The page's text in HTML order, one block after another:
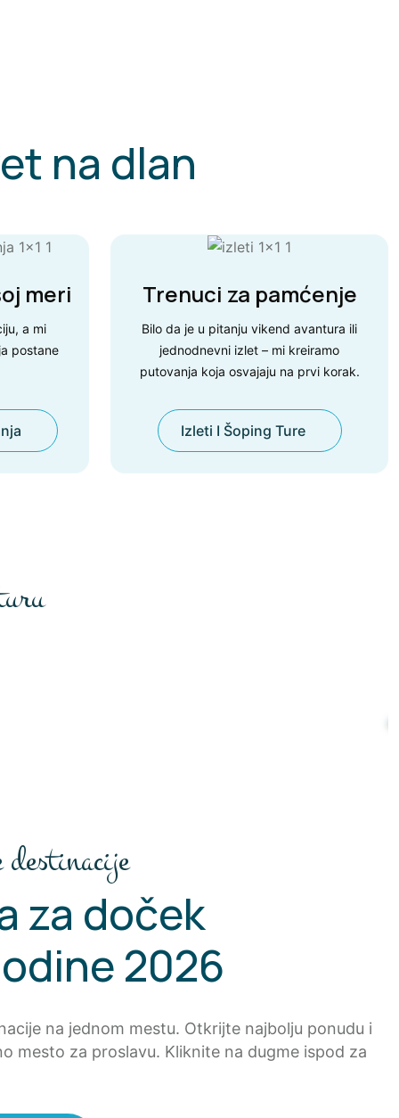
na dlan
meri
a mi
postane
Trenuci za pamćenje
Bilo da je u pitanju vikend avantura ili
jednodnevni izlet – mi kreiramo
putovanja koja osvajaju na prvi korak.
Izleti I Šoping Ture
za doček
2026
na jednom mestu. Otkrijte najbolju ponudu i
mesto za proslavu. Kliknite na dugme ispod za